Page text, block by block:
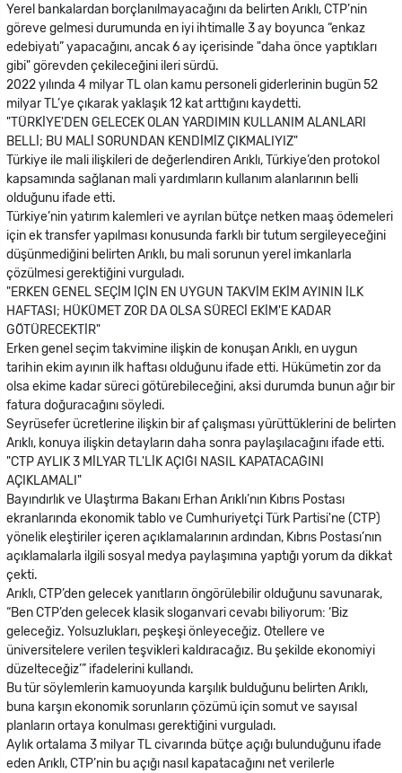
Yerel bankalardan borçlanılmayacağını da belirten Arıklı, CTP’nin
göreve gelmesi durumunda en iyi ihtimalle 3 ay boyunca “enkaz
edebiyatı” yapacağını, ancak 6 ay içerisinde "daha önce yaptıkları
gibi" görevden çekileceğini ileri sürdü.
2022 yılında 4 milyar TL olan kamu personeli giderlerinin bugün 52
milyar TL’ye çıkarak yaklaşık 12 kat arttığını kaydetti.
"TÜRKİYE'DEN GELECEK OLAN YARDIMIN KULLANIM ALANLARI
BELLİ; BU MALİ SORUNDAN KENDİMİZ ÇIKMALIYIZ"
Türkiye ile mali ilişkileri de değerlendiren Arıklı, Türkiye’den protokol
kapsamında sağlanan mali yardımların kullanım alanlarının belli
olduğunu ifade etti.
Türkiye’nin yatırım kalemleri ve ayrılan bütçe netken maaş ödemeleri
için ek transfer yapılması konusunda farklı bir tutum sergileyeceğini
düşünmediğini belirten Arıklı, bu mali sorunun yerel imkanlarla
çözülmesi gerektiğini vurguladı.
"ERKEN GENEL SEÇİM İÇİN EN UYGUN TAKVİM EKİM AYININ İLK
HAFTASI; HÜKÜMET ZOR DA OLSA SÜRECİ EKİM'E KADAR
GÖTÜRECEKTİR"
Erken genel seçim takvimine ilişkin de konuşan Arıklı, en uygun
tarihin ekim ayının ilk haftası olduğunu ifade etti. Hükümetin zor da
olsa ekime kadar süreci götürebileceğini, aksi durumda bunun ağır bir
fatura doğuracağını söyledi.
Seyrüsefer ücretlerine ilişkin bir af çalışması yürüttüklerini de belirten
Arıklı, konuya ilişkin detayların daha sonra paylaşılacağını ifade etti.
"CTP AYLIK 3 MİLYAR TL'LİK AÇIĞI NASIL KAPATACAĞINI
AÇIKLAMALI"
Bayındırlık ve Ulaştırma Bakanı Erhan Arıklı’nın Kıbrıs Postası
ekranlarında ekonomik tablo ve Cumhuriyetçi Türk Partisi'ne (CTP)
yönelik eleştiriler içeren açıklamalarının ardından, Kıbrıs Postası’nın
açıklamalarla ilgili sosyal medya paylaşımına yaptığı yorum da dikkat
çekti.
Arıklı, CTP’den gelecek yanıtların öngörülebilir olduğunu savunarak,
“Ben CTP’den gelecek klasik sloganvari cevabı biliyorum: ‘Biz
geleceğiz. Yolsuzlukları, peşkeşi önleyeceğiz. Otellere ve
üniversitelere verilen teşvikleri kaldıracağız. Bu şekilde ekonomiyi
düzelteceğiz’” ifadelerini kullandı.
Bu tür söylemlerin kamuoyunda karşılık bulduğunu belirten Arıklı,
buna karşın ekonomik sorunların çözümü için somut ve sayısal
planların ortaya konulması gerektiğini vurguladı.
Aylık ortalama 3 milyar TL civarında bütçe açığı bulunduğunu ifade
eden Arıklı, CTP’nin bu açığı nasıl kapatacağını net verilerle